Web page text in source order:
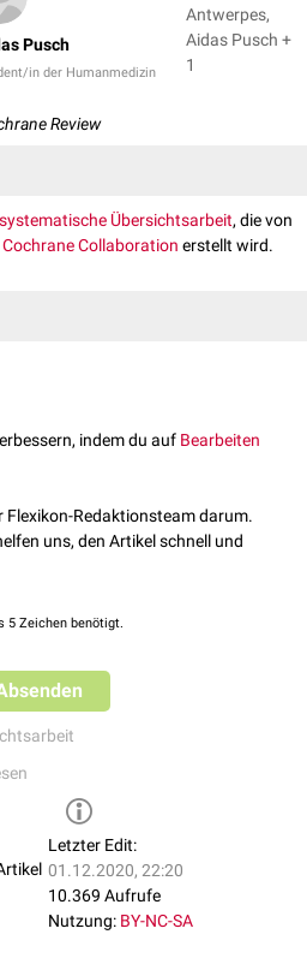
Pusch
in der Humanmedizin
Antwerpes,
Aidas Pusch +
1
Review
systematische Übersichtsarbeit, die von
Cochrane Collaboration erstellt wird.
sind typischerweise klinische
, die jeweilige Intervention
Endpunkte
relevante Forschungsarbeiten zu
und ausgewertet - darunter auch nicht
Überblick über das aktuell
indem du auf Bearbeiten
Redaktionsteam darum.
uns, den Artikel schnell und
5 Zeichen benötigt.
Letzter Edit:
01.12.2020, 22:20
10.369 Aufrufe
Nutzung: BY-NC-SA